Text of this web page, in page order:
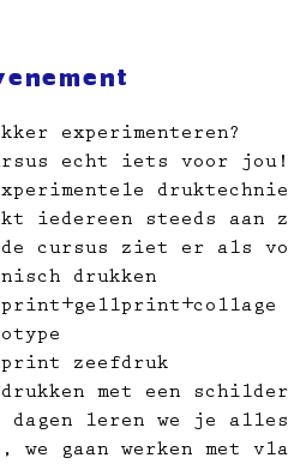
experimenteren?
echt iets voor
iedereen steeds aan
de cursus ziet er als
drukken
zeefdruk
met een
dagen leren we je
we gaan werken met